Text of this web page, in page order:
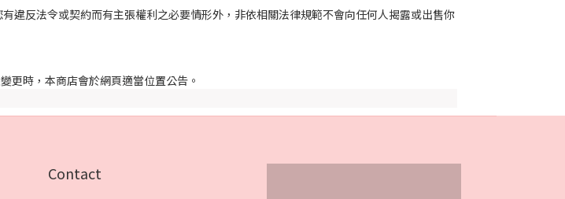
違反法令或契約而有主張權利之必要情形外，非依相關法律規範不會向任何人揭露或出售你
更時，本商店會於網頁適當位置公告。
Contact